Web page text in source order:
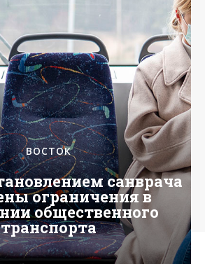
ВОСТОК
санврача
ограничения в
общественного
транспорта